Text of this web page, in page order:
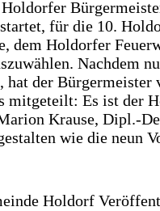
für die 10.
dem Holdorfer
Nachdem
hat der Bürgermeister
mitgeteilt: Es ist der
Krause, Dipl.-
wie die neun
Holdorf